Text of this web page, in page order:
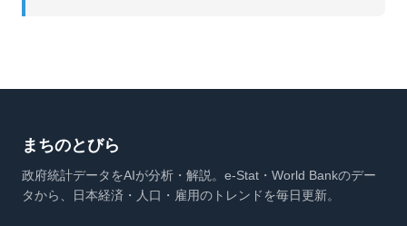
まちのとびら
政府統計データをAIが分析・解説。e-Stat・World Bankのデー
タから、日本経済・人口・雇用のトレンドを毎日更新。